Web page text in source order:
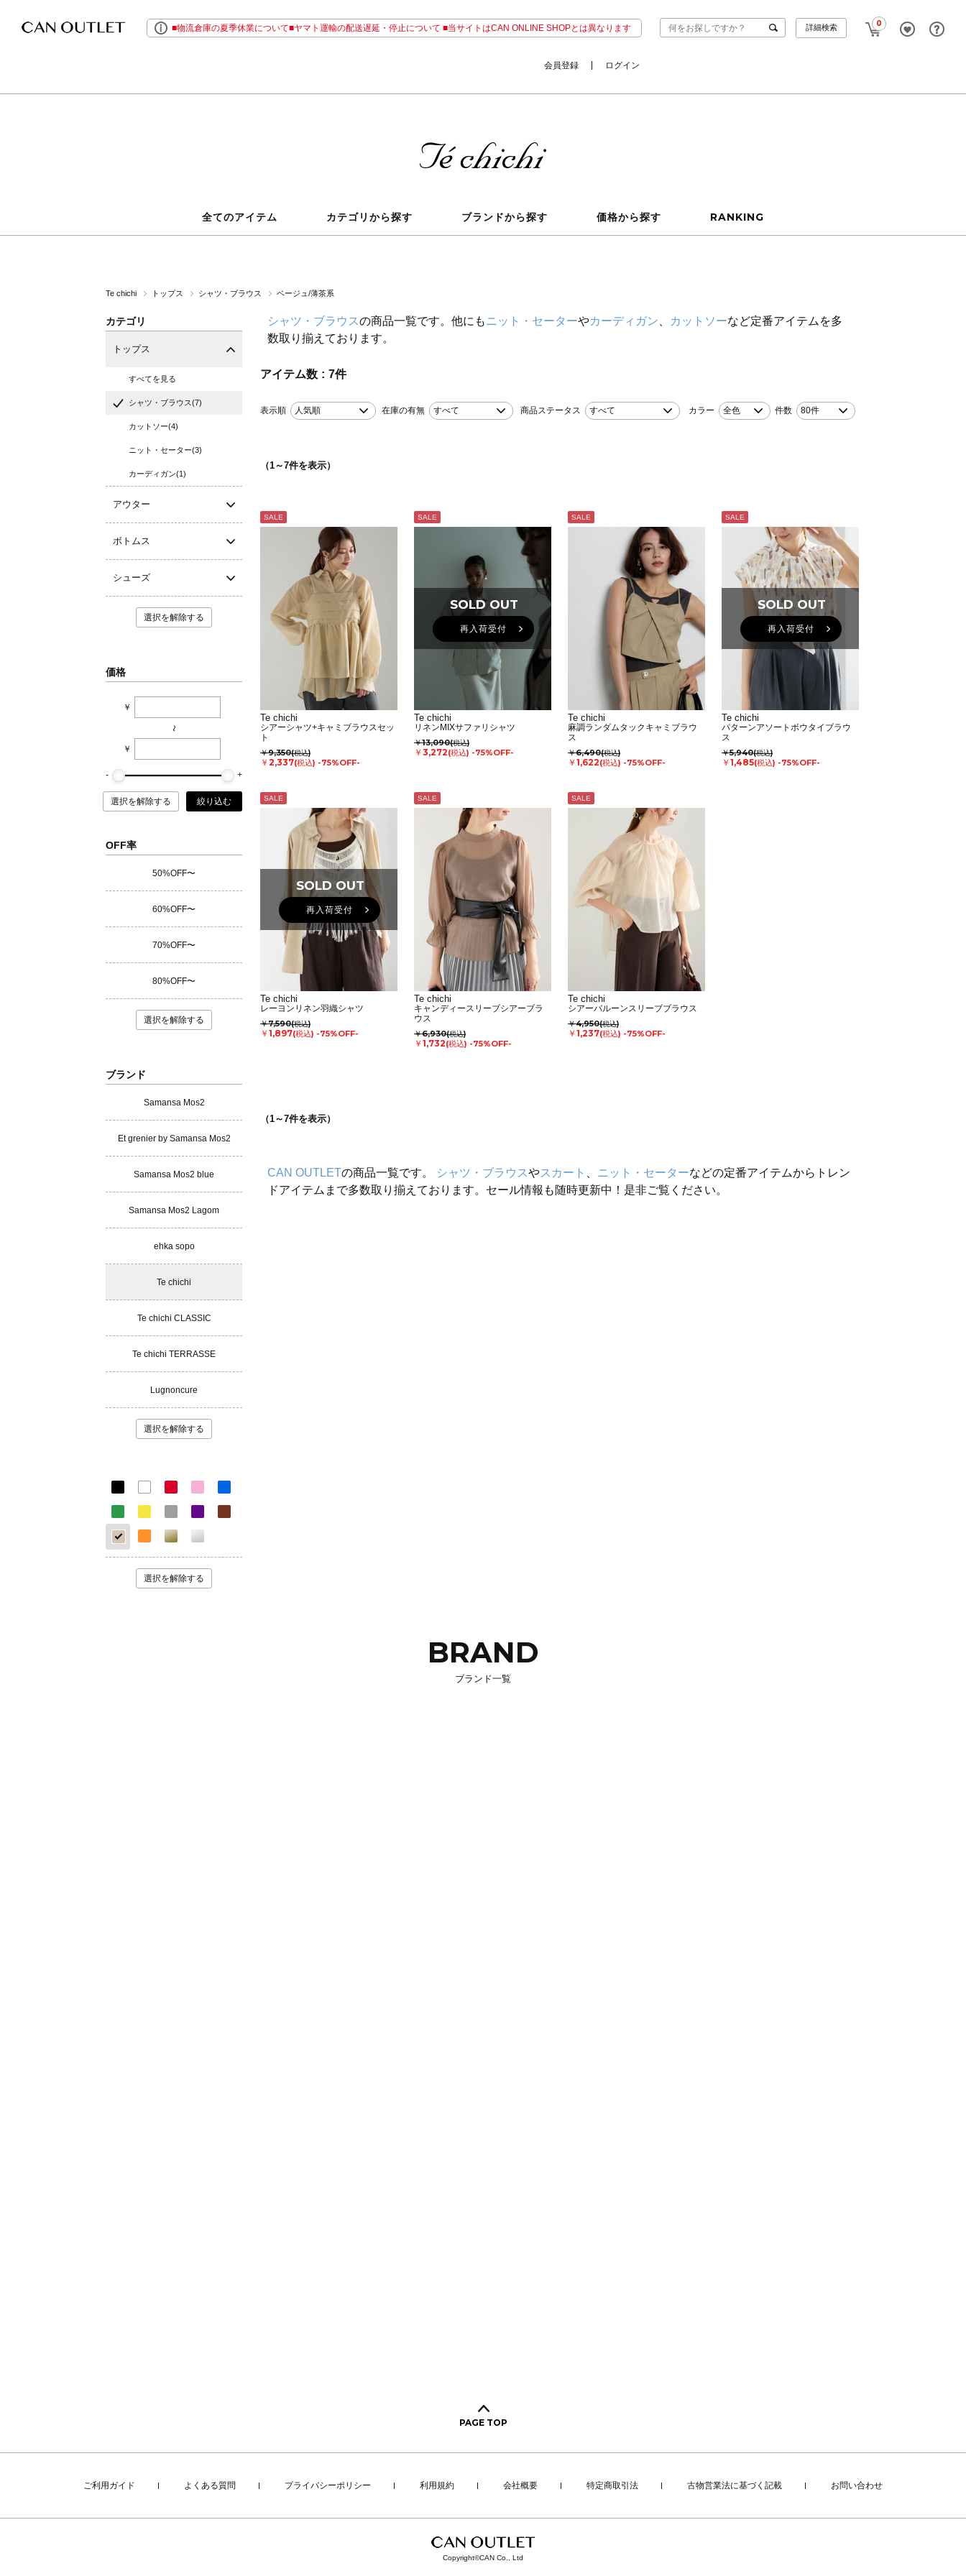
■物流倉庫の夏季休業について■ヤマト運輸の配送遅延・停止について ■当サイトはCAN ONLINE SHOPとは異なります 0
詳細検索
会員登録 ログイン
全てのアイテム カテゴリから探す ブランドから探す 価格から探す RANKING
Te chichi トップス シャツ・ブラウス ベージュ/薄茶系
カテゴリ
トップス
すべてを見る
シャツ・ブラウス(7)
カットソー(4)
ニット・セーター(3)
カーディガン(1)
アウター
ボトムス
シューズ
選択を解除する
価格
￥
~
￥
選択を解除する 絞り込む
OFF率
50%OFF〜
60%OFF〜
70%OFF〜
80%OFF〜
選択を解除する
ブランド
Samansa Mos2
Et grenier by Samansa Mos2
Samansa Mos2 blue
Samansa Mos2 Lagom
ehka sopo
Te chichi
Te chichi CLASSIC
Te chichi TERRASSE
Lugnoncure
選択を解除する
選択を解除する
シャツ・ブラウスの商品一覧です。他にもニット・セーターやカーディガン カットソーなど定番アイテムを多
数取り揃えております。
アイテム数 7件
表示順 人気順 在庫の有無 すべて 商品ステータス すべて カラー 全色 件数 80件
（1～7件を表示）
SALE
Te chichi
シアーシャツ+キャミブラウスセッ
ト
￥9,350(税込)
￥2,337(税込) -75%OFF-
SALE
SOLD OUT
SOLD OUT
再入荷受付
Te chichi
リネンMIXサファリシャツ
￥13,090(税込)
￥3,272(税込) -75%OFF-
SALE
Te chichi
麻調ランダムタックキャミブラウ
ス
￥6,490(税込)
￥1,622(税込) -75%OFF-
SALE
SOLD OUT
SOLD OUT
再入荷受付
Te chichi
パターンアソートボウタイブラウ
ス
￥5,940(税込)
￥1,485(税込) -75%OFF-
SALE
SOLD OUT
SOLD OUT
再入荷受付
Te chichi
レーヨンリネン羽織シャツ
￥7,590(税込)
￥1,897(税込) -75%OFF-
SALE
Te chichi
キャンディースリーブシアーブラ
ウス
￥6,930(税込)
￥1,732(税込) -75%OFF-
SALE
Te chichi
シアーバルーンスリーブブラウス
￥4,950(税込)
￥1,237(税込) -75%OFF-
（1～7件を表示）
CAN OUTLETの商品一覧です。 シャツ・ブラウスやスカート ニット・セーターなどの定番アイテムからトレン
ドアイテムまで多数取り揃えております。セール情報も随時更新中！是非ご覧ください。
BRAND
ブランド一覧
PAGE TOP
ご利用ガイド よくある質問 プライバシーポリシー 利用規約 会社概要 特定商取引法 古物営業法に基づく記載 お問い合わせ
Copyright©CAN Co., Ltd